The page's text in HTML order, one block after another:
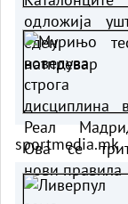
sportmedia.mk